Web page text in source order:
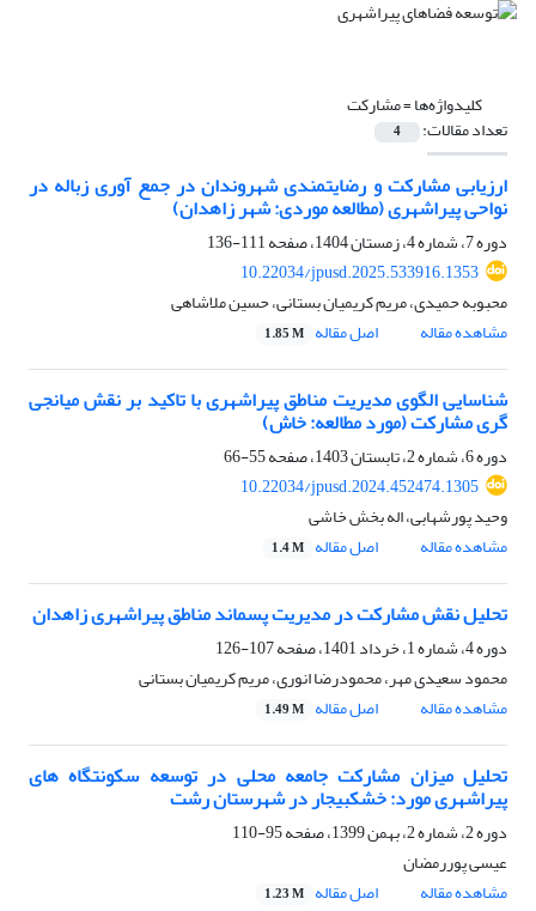
کلیدواژه‌ها =مشارکت
تعداد مقالات: 4
ارزیابی مشارکت و رضایتمندی شهروندان در جمع آوری زباله در
نواحی پیراشهری (مطالعه موردی: شهر زاهدان)
دوره 7، شماره 4، زمستان 1404، صفحه
111-136
10.22034/jpusd.2025.533916.1353
محبوبه حمیدی، مریم کریمیان بستانی، حسین ملاشاهی
مشاهده مقاله
اصل مقاله 1.85 M
شناسایی الگوی مدیریت مناطق پیراشهری با تاکید بر نقش میانجی
گری مشارکت (مورد مطالعه: خاش)
دوره 6، شماره 2، تابستان 1403، صفحه
55-66
10.22034/jpusd.2024.452474.1305
وحید پورشهابی، اله بخش خاشی
مشاهده مقاله
اصل مقاله 1.4 M
تحلیل نقش مشارکت در مدیریت پسماند مناطق پیراشهری زاهدان
دوره 4، شماره 1، خرداد 1401، صفحه
107-126
محمود سعیدی مهر، محمودرضا انوری، مریم کریمیان بستانی
مشاهده مقاله
اصل مقاله 1.49 M
تحلیل میزان مشارکت جامعه محلی در توسعه سکونتگاه های
پیراشهری مورد: خشکبیجار در شهرستان رشت
دوره 2، شماره 2، بهمن 1399، صفحه
95-110
عیسی پوررمضان
مشاهده مقاله
اصل مقاله 1.23 M